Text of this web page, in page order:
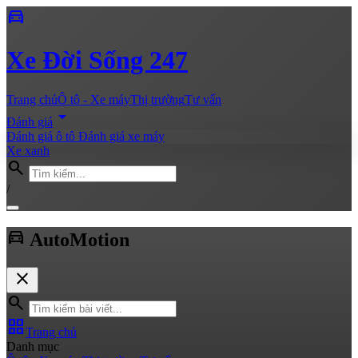
directions_car
Xe Đời Sống 247
Trang chủÔ tô - Xe máyThị trườngTư vấn
Đánh giá arrow_drop_down
Đánh giá ô tô Đánh giá xe máy
Xe xanh
search
/
directions_car AutoMotion
close
search
grid_viewTrang chủ
Danh mục